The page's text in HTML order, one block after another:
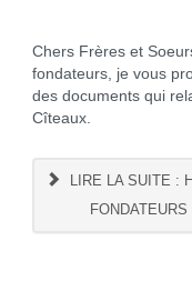
Chers Frères et
fondateurs, je vous
des documents qui
Cîteaux.
LIRE LA SUITE :